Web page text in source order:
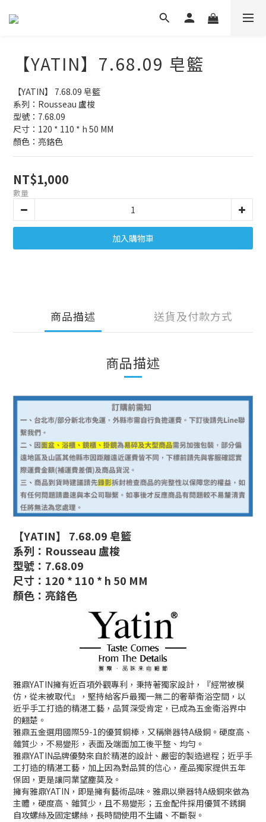
【YATIN】7.68.09 皂籃
【YATIN】 7.68.09 皂籃
系列：Rousseau 盧梭
型號：7.68.09
尺寸：120 * 110 * h 50 MM
顏色：亮鉻色
NT$1,000
數量
加入購物車
商品描述 送貨及付款方式
商品描述
【YATIN】 7.68.09 皂籃
系列：Rousseau 盧梭
型號：7.68.09
尺寸：120 * 110 * h 50 MM
顏色：亮鉻色
雅鼎YATIN擁有近百項外觀專利，秉持著獨家設計，『經常被模
仿，從未被取代』，堅持給客戶最獨一無二的奢華衛浴空間，以
近乎手工打造的精湛工藝，品質深受肯定，已成為五金衛浴界中
的翹楚。
雅鼎五金選用國際59-1的優質銅棒，又稱樂器特A級銅。硬度高、
雜質少，不易變形，表面及端面加工後平整、均勻。
雅鼎YATIN品牌優勢來自於精湛的設計、嚴密的製造過程；近乎手
工打造的精湛工藝，加上因為對品質的信心，產品獨家提供五年
保固，更是讓同業望塵莫及。
擁有雅鼎YATIN，即是擁有藝術品味。 雅鼎以樂器特A級銅來做為
主體，硬度高、雜質少，且不易變形；五金配件採用優質不銹鋼
自攻螺絲及固定螺絲，長時間使用不生鏽、不斷裂。